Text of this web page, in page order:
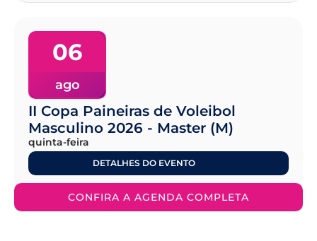
06
ago
II Copa Paineiras de Voleibol
Masculino 2026 - Master (M)
quinta-feira
DETALHES DO EVENTO
CONFIRA A AGENDA COMPLETA